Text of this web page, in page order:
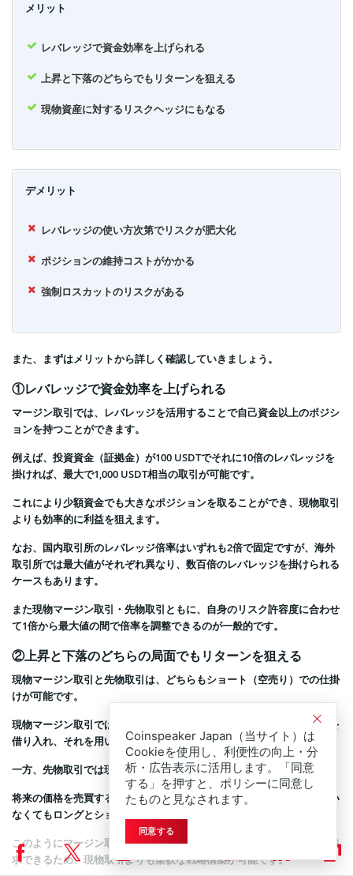
メリット
レバレッジで資金効率を上げられる
上昇と下落のどちらでもリターンを狙える
現物資産に対するリスクヘッジにもなる
デメリット
レバレッジの使い方次第でリスクが肥大化
ポジションの維持コストがかかる
強制ロスカットのリスクがある
また、まずはメリットから詳しく確認していきましょう。
①レバレッジで資金効率を上げられる
マージン取引では、レバレッジを活用することで自己資金以上のポジシ
ョンを持つことができます。
例えば、投資資金（証拠金）が100 USDTでそれに10倍のレバレッジを
掛ければ、最大で1,000 USDT相当の取引が可能です。
これにより少額資金でも大きなポジションを取ることができ、現物取引
よりも効率的に利益を狙えます。
なお、国内取引所のレバレッジ倍率はいずれも2倍で固定ですが、海外
取引所では最大値がそれぞれ異なり、数百倍のレバレッジを掛けられる
ケースもあります。
また現物マージン取引・先物取引ともに、自身のリスク許容度に合わせ
て1倍から最大値の間で倍率を調整できるのが一般的です。
②上昇と下落のどちらの局面でもリターンを狙える
現物マージン取引と先物取引は、どちらもショート（空売り）での仕掛
けが可能です。
現物マージン取引では、証拠金を担保に
などの仮想通貨を
借り入れ、それを用いてショートを仕掛けることができます。
一方、先物取引では現物資産の貸し借りが発生しません。
将来の価格を売買する契約そのものを取引するため、現物を保有してい
なくてもロングとショートのポジションを自由に取ることができます。
このようにマージン取引では、相場の方向性にかかわらず収益機会を追
求できるため、現物取引よりも柔軟な戦略構築が可能です。
Coinspeaker Japan（当サイト）は
Cookieを使用し、利便性の向上・分
析・広告表示に活用します。「同意
する」を押すと、ポリシーに同意し
たものと見なされます。
同意する